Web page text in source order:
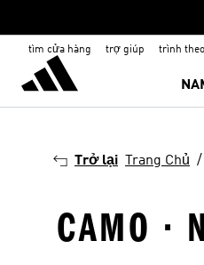
tìm cửa hàng trợ giúp trình
Trở lại Trang Chủ
CAMO ·